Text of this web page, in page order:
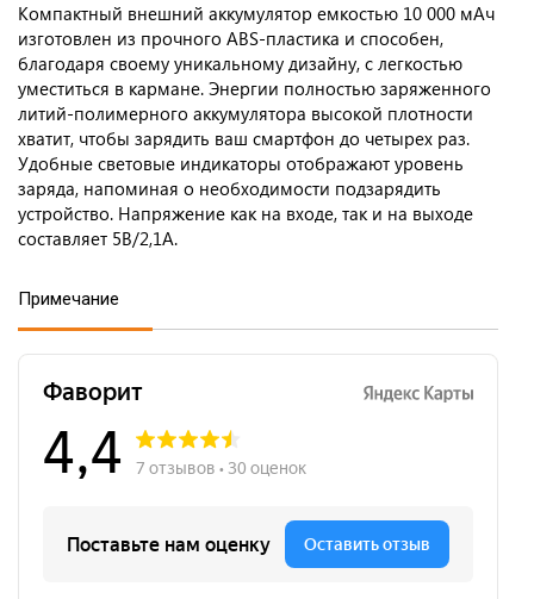
Компактный внешний аккумулятор емкостью 10 000 мАч
изготовлен из прочного ABS-пластика и способен,
благодаря своему уникальному дизайну, с легкостью
уместиться в кармане. Энергии полностью заряженного
литий-полимерного аккумулятора высокой плотности
хватит, чтобы зарядить ваш смартфон до четырех раз.
Удобные световые индикаторы отображают уровень
заряда, напоминая о необходимости подзарядить
устройство. Напряжение как на входе, так и на выходе
составляет 5В/2,1A.
Примечание